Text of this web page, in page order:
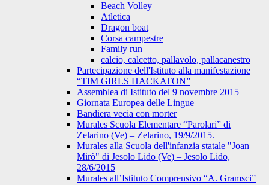
Beach Volley
Atletica
Dragon boat
Corsa campestre
Family run
calcio, calcetto, pallavolo, pallacanestro
Partecipazione dell'Istituto alla manifestazione
“TIM GIRLS HACKATON”
Assemblea di Istituto del 9 novembre 2015
Giornata Europea delle Lingue
Bandiera vecia con morter
Murales Scuola Elementare “Parolari” di
Zelarino (Ve) – Zelarino, 19/9/2015.
Murales alla Scuola dell'infanzia statale "Joan
Mirò" di Jesolo Lido (Ve) – Jesolo Lido,
28/6/2015
Murales all’Istituto Comprensivo “A. Gramsci”